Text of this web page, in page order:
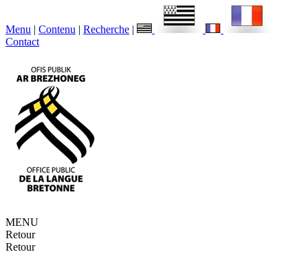
Menu | Contenu | Recherche |
Contact
MENU
Retour
Retour